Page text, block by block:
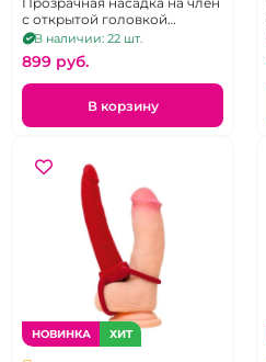
с открытой головкой
ребристая
В наличии: 22 шт.
899 pуб.
В корзину
НОВИНКА ХИТ